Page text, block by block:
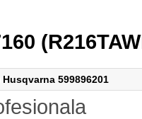
599896201